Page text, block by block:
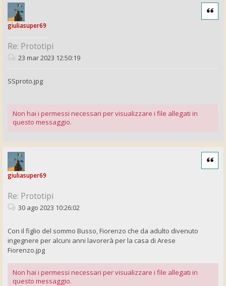
giuliasuper69
Re: Prototipi
Cita
23 mar 2023 12:50:19
SSproto.jpg
Non hai i permessi necessari per visualizzare i file allegati in
questo messaggio.
giuliasuper69
Re: Prototipi
Cita
30 ago 2023 10:26:02
Con il figlio del sommo Busso, Fiorenzo che da adulto divenuto
ingegnere per alcuni anni lavorerà per la casa di Arese
Fiorenzo.jpg
Non hai i permessi necessari per visualizzare i file allegati in
questo messaggio.